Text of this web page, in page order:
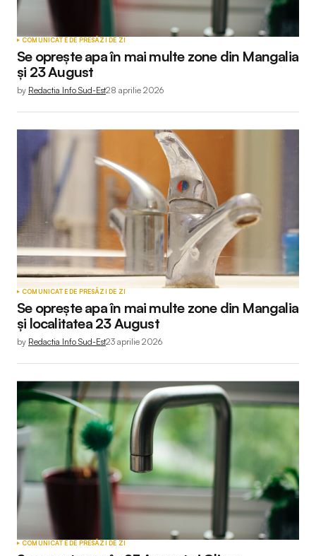
COMUNICATE DE PRESĂZI DE ZI
Se oprește apa în mai multe zone din Mangalia
și 23 August
by Redactia Info Sud-Est28 aprilie 2026
COMUNICATE DE PRESĂZI DE ZI
Se oprește apa în mai multe zone din Mangalia
și localitatea 23 August
by Redactia Info Sud-Est23 aprilie 2026
COMUNICATE DE PRESĂZI DE ZI